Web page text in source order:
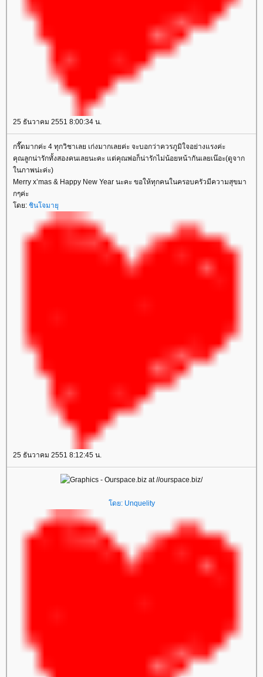
25 ธันวาคม 2551 8:00:34 น.
กรี๊ดมากค่ะ 4 ทุกวิชาเลย เก่งมากเลยค่ะ จะบอกว่าควรภูมิใจอย่างแรงค่ะ
คุณลูกน่ารักทั้งสองคนเลยนะคะ แต่คุณพ่อก็น่ารักไม่น้อยหน้ากันเลยเน๊อะ(ดูจาก
ในภาพน่ะค่ะ)
Merry x’mas & Happy New Year นะคะ ขอให้ทุกคนในครอบครัวมีความสุขมา
กๆค่ะ
โดย: ชินโจมายุ
25 ธันวาคม 2551 8:12:45 น.
โดย: Unquelity